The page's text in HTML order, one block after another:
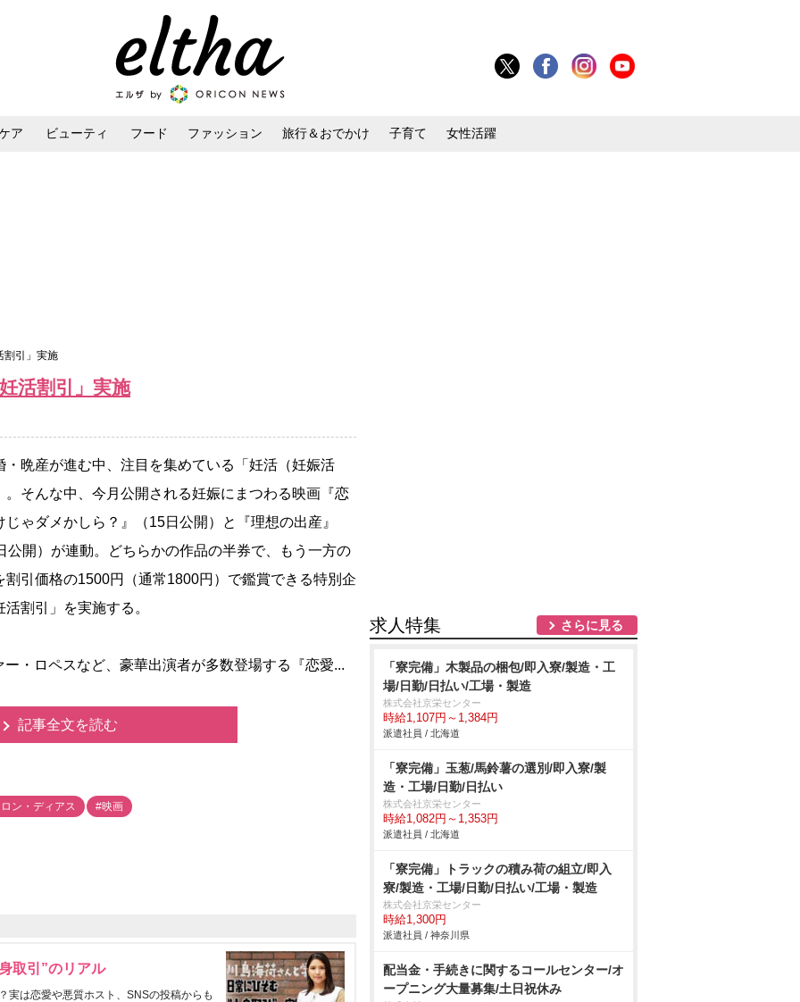
ア ビューティ フード ファッション 旅行＆おでかけ 子育て 女性活躍
引」実施
活割引」実施
晩産が進む中、注目を集めている「妊活（妊娠活
。そんな中、今月公開される妊娠にまつわる映画『恋
じゃダメかしら？』（15日公開）と『理想の出産』
公開）が連動。どちらかの作品の半券で、もう一方の
割引価格の1500円（通常1800円）で鑑賞できる特別企
活割引」を実施する。
・ロペスなど、豪華出演者が多数登場する『恋愛...
記事全文を読む
ン・ディアス #映画
取引”のリアル
実は恋愛や悪質ホスト、SNSの投稿からも
求人特集 さらに見る
「寮完備」木製品の梱包/即入寮/製造・工
場/日勤/日払い/工場・製造
株式会社京栄センター
時給1,107円～1,384円
派遣社員 / 北海道
「寮完備」玉葱/馬鈴薯の選別/即入寮/製
造・工場/日勤/日払い
株式会社京栄センター
時給1,082円～1,353円
派遣社員 / 北海道
「寮完備」トラックの積み荷の組立/即入
寮/製造・工場/日勤/日払い/工場・製造
株式会社京栄センター
時給1,300円
派遣社員 / 神奈川県
配当金・手続きに関するコールセンター/オ
ープニング大量募集/土日祝休み